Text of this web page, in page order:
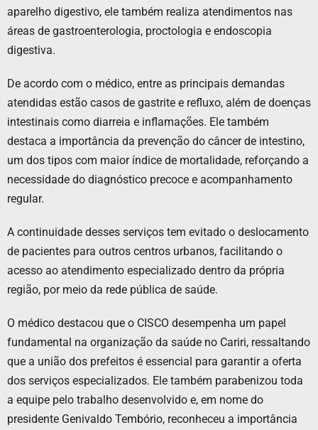
aparelho digestivo, ele também realiza atendimentos nas
áreas de gastroenterologia, proctologia e endoscopia
digestiva.
De acordo com o médico, entre as principais demandas
atendidas estão casos de gastrite e refluxo, além de doenças
intestinais como diarreia e inflamações. Ele também
destaca a importância da prevenção do câncer de intestino,
um dos tipos com maior índice de mortalidade, reforçando a
necessidade do diagnóstico precoce e acompanhamento
regular.
A continuidade desses serviços tem evitado o deslocamento
de pacientes para outros centros urbanos, facilitando o
acesso ao atendimento especializado dentro da própria
região, por meio da rede pública de saúde.
O médico destacou que o CISCO desempenha um papel
fundamental na organização da saúde no Cariri, ressaltando
que a união dos prefeitos é essencial para garantir a oferta
dos serviços especializados. Ele também parabenizou toda
a equipe pelo trabalho desenvolvido e, em nome do
presidente Genivaldo Tembório, reconheceu a importância